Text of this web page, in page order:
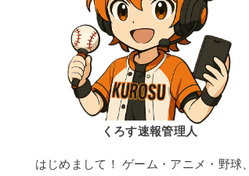
くろす速報管理人
はじめまして！ ゲーム・アニメ・野球、